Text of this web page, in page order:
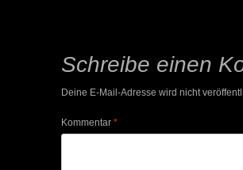
Schreibe einen
Deine E-Mail-Adresse wird nicht
Kommentar*